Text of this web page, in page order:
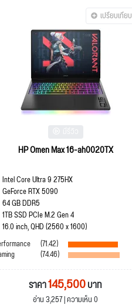
เปรียบเทียบ
HP Omen Max 16-ah0020TX
Intel Core Ultra 9 275HX
GeForce RTX 5090
64 GB DDR5
1TB SSD PCIe M.2 Gen 4
16.0 inch, QHD (2560 x 1600)
(71.42)
(74.46)
ราคา145,500บาท
อ่าน 3,257 | ความเห็น 0